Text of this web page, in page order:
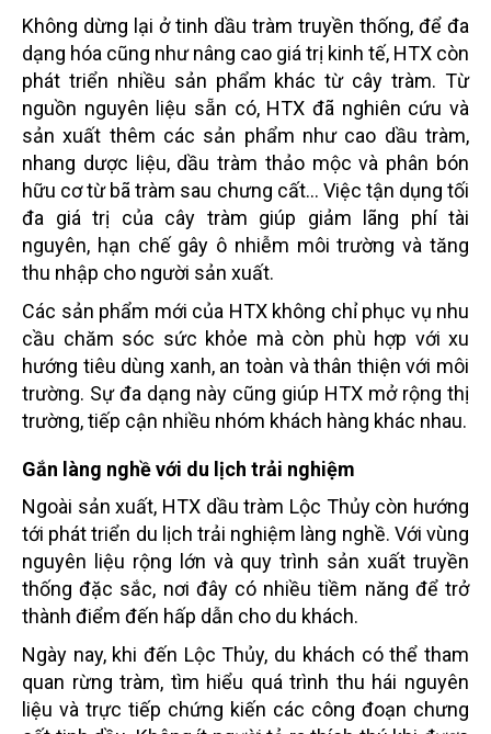
Không dừng lại ở tinh dầu tràm truyền thống, để đa
dạng hóa cũng như nâng cao giá trị kinh tế, HTX còn
phát triển nhiều sản phẩm khác từ cây tràm. Từ
nguồn nguyên liệu sẵn có, HTX đã nghiên cứu và
sản xuất thêm các sản phẩm như cao dầu tràm,
nhang dược liệu, dầu tràm thảo mộc và phân bón
hữu cơ từ bã tràm sau chưng cất... Việc tận dụng tối
đa giá trị của cây tràm giúp giảm lãng phí tài
nguyên, hạn chế gây ô nhiễm môi trường và tăng
thu nhập cho người sản xuất.
Các sản phẩm mới của HTX không chỉ phục vụ nhu
cầu chăm sóc sức khỏe mà còn phù hợp với xu
hướng tiêu dùng xanh, an toàn và thân thiện với môi
trường. Sự đa dạng này cũng giúp HTX mở rộng thị
trường, tiếp cận nhiều nhóm khách hàng khác nhau.
Gắn làng nghề với du lịch trải nghiệm
Ngoài sản xuất, HTX dầu tràm Lộc Thủy còn hướng
tới phát triển du lịch trải nghiệm làng nghề. Với vùng
nguyên liệu rộng lớn và quy trình sản xuất truyền
thống đặc sắc, nơi đây có nhiều tiềm năng để trở
thành điểm đến hấp dẫn cho du khách.
Ngày nay, khi đến Lộc Thủy, du khách có thể tham
quan rừng tràm, tìm hiểu quá trình thu hái nguyên
liệu và trực tiếp chứng kiến các công đoạn chưng